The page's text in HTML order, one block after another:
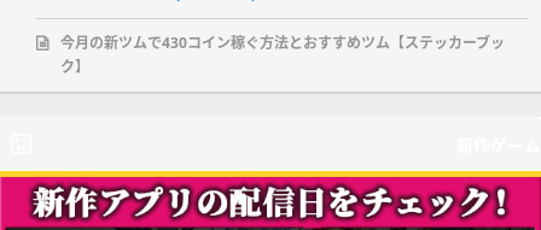
今月の新ツムで430コイン稼ぐ方法とおすすめツム【ステッカーブッ
ク】